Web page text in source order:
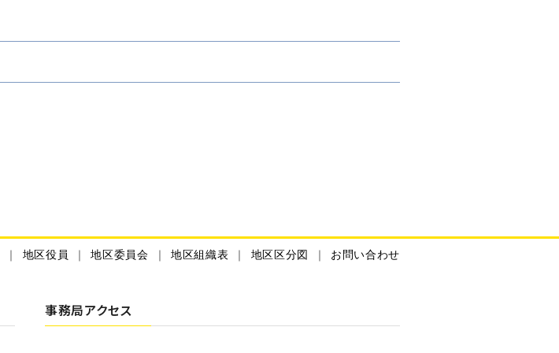
地区役員 地区委員会 地区組織表 地区区分図 お問い合わせ
事務局アクセス